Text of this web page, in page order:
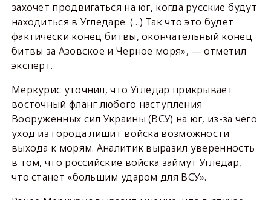
захочет продвигаться на юг, когда русские будут
находиться в Угледаре. (…) Так что это будет
фактически конец битвы, окончательный конец
битвы за Азовское и Черное моря», — отметил
эксперт.
Меркурис уточнил, что Угледар прикрывает
восточный фланг любого наступления
Вооруженных сил Украины (ВСУ) на юг, из-за чего
уход из города лишит войска возможности
выхода к морям. Аналитик выразил уверенность
в том, что российские войска займут Угледар,
что станет «большим ударом для ВСУ».